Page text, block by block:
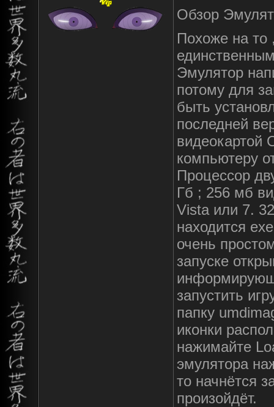
Обзор
Похоже на то
Эмулятор
потому для
быть
последней
видеокартой
компьютеру
Процессор
Гб ; 256 мб
Vista или 7.
находится
очень
запуске
запустить
папку
иконки
нажимайте
эмулятора
то начнётся
произойдёт.